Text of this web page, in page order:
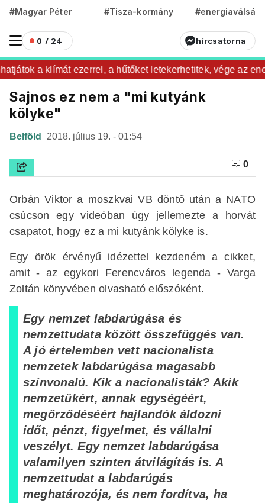
#Magyar Péter #Tisza-kormány #energiaválság
0 / 24 hírcsatorna
a klímát ezerrel, a hűtőket letekerhetitek, vége az
Sajnos ez nem a "mi kutyánk
kölyke"
Belföld 2018. július 19. - 01:54
0
Orbán Viktor a moszkvai VB döntő után a NATO
csúcson egy videóban úgy jellemezte a horvát
csapatot, hogy ez a mi kutyánk kölyke is.
Egy örök érvényű idézettel kezdeném a cikket,
amit - az egykori Ferencváros legenda - Varga
Zoltán könyvében olvasható előszóként.
Egy nemzet labdarúgása és
nemzettudata között összefüggés van.
A jó értelemben vett nacionalista
nemzetek labdarúgása magasabb
színvonalú. Kik a nacionalisták? Akik
nemzetükért, annak egységéért,
megőrződéséért hajlandók áldozni
időt, pénzt, figyelmet, és vállalni
veszélyt. Egy nemzet labdarúgása
valamilyen szinten átvilágítás is. A
nemzettudat a labdarúgás
meghatározója, és nem fordítva, ha